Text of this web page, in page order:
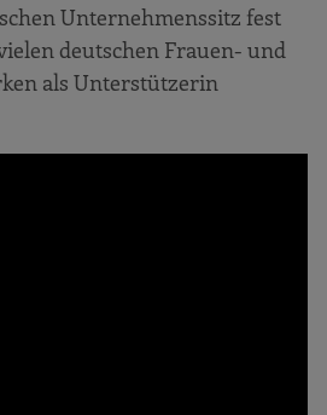
Unternehmenssitz fest
deutschen Frauen- und
als Unterstützerin